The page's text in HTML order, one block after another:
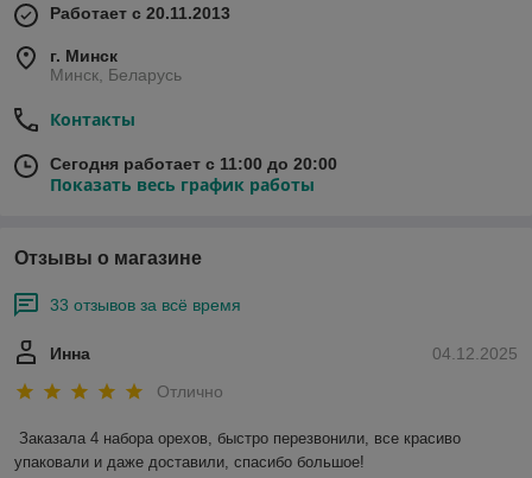
Работает с 20.11.2013
г. Минск
Минск, Беларусь
Контакты
Сегодня работает с 11:00 до 20:00
Показать весь график работы
Отзывы о магазине
33 отзывов за всё время
04.12.2025
Инна
Отлично
Заказала 4 набора орехов, быстро перезвонили, все красиво
упаковали и даже доставили, спасибо большое!